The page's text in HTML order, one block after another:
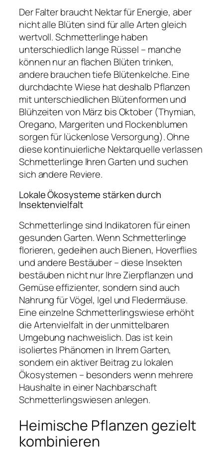
Der Falter braucht Nektar für Energie, aber
nicht alle Blüten sind für alle Arten gleich
wertvoll. Schmetterlinge haben
unterschiedlich lange Rüssel – manche
können nur an flachen Blüten trinken,
andere brauchen tiefe Blütenkelche. Eine
durchdachte Wiese hat deshalb Pflanzen
mit unterschiedlichen Blütenformen und
Blühzeiten von März bis Oktober (Thymian,
Oregano, Margeriten und Flockenblumen
sorgen für lückenlose Versorgung). Ohne
diese kontinuierliche Nektarquelle verlassen
Schmetterlinge Ihren Garten und suchen
sich andere Reviere.
Lokale Ökosysteme stärken durch
Insektenvielfalt
Schmetterlinge sind Indikatoren für einen
gesunden Garten. Wenn Schmetterlinge
florieren, gedeihen auch Bienen, Hoverflies
und andere Bestäuber – diese Insekten
bestäuben nicht nur Ihre Zierpflanzen und
Gemüse effizienter, sondern sind auch
Nahrung für Vögel, Igel und Fledermäuse.
Eine einzelne Schmetterlingswiese erhöht
die Artenvielfalt in der unmittelbaren
Umgebung nachweislich. Das ist kein
isoliertes Phänomen in Ihrem Garten,
sondern ein aktiver Beitrag zu lokalen
Ökosystemen – besonders wenn mehrere
Haushalte in einer Nachbarschaft
Schmetterlingswiesen anlegen.
Heimische Pflanzen gezielt
kombinieren